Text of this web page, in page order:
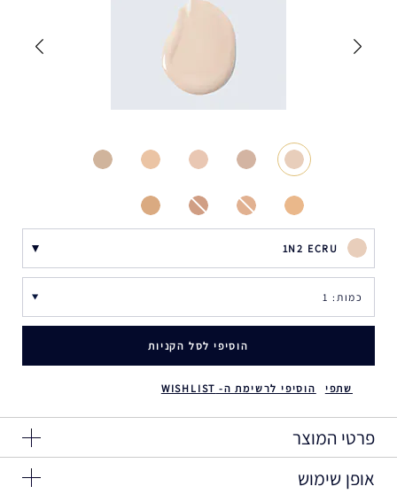
1N2 ECRU
הוסיפי לסל הקניות
שתפי הוסיפי לרשימת ה- WISHLIST
פרטי המוצר
כיסוי + טיפוח: מועשר בטכנולוגיות טיפוח העור העוצמתיות של אסתי
אופן שימוש